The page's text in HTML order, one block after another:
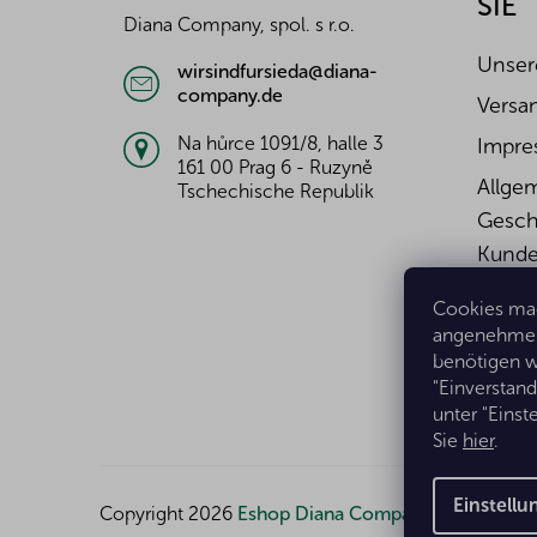
Cookies
benötigen
unter
Sie hier.
Diana Company, spol. s r.o.
wirsindfursieda@diana-
company.de
Na hůrce 1091/8, halle 3
161 00 Prag 6 - Ruzyně
Tschechische Republik
Copyright 2026 Eshop Diana Company, spol. s r.o..